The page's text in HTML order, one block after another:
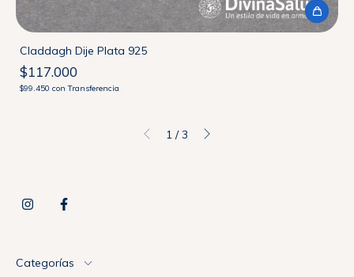
Claddagh Dije Plata 925
$117.000
$99.450 con Transferencia
1 / 3
Categorías